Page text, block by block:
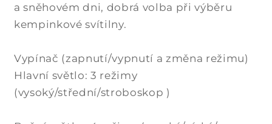
a sněhovém dni, dobrá volba při výběru
kempinkové svítilny.
Vypínač (zapnutí/vypnutí a změna režimu)
Hlavní světlo: 3 režimy
(vysoký/střední/stroboskop )